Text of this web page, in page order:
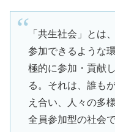
「共生社会」とは
参加できるような
極的に参加・貢献
る。それは、誰も
え合い、人々の多
全員参加型の社会で